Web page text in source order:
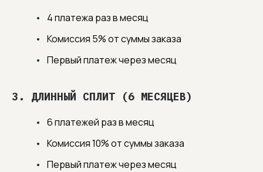
4 платежа раз в месяц
Комиссия 5% от суммы заказа
Первый платеж через месяц
3. ДЛИННЫЙ СПЛИТ (6 МЕСЯЦЕВ)
6 платежей раз в месяц
Комиссия 10% от суммы заказа
Первый платеж через месяц